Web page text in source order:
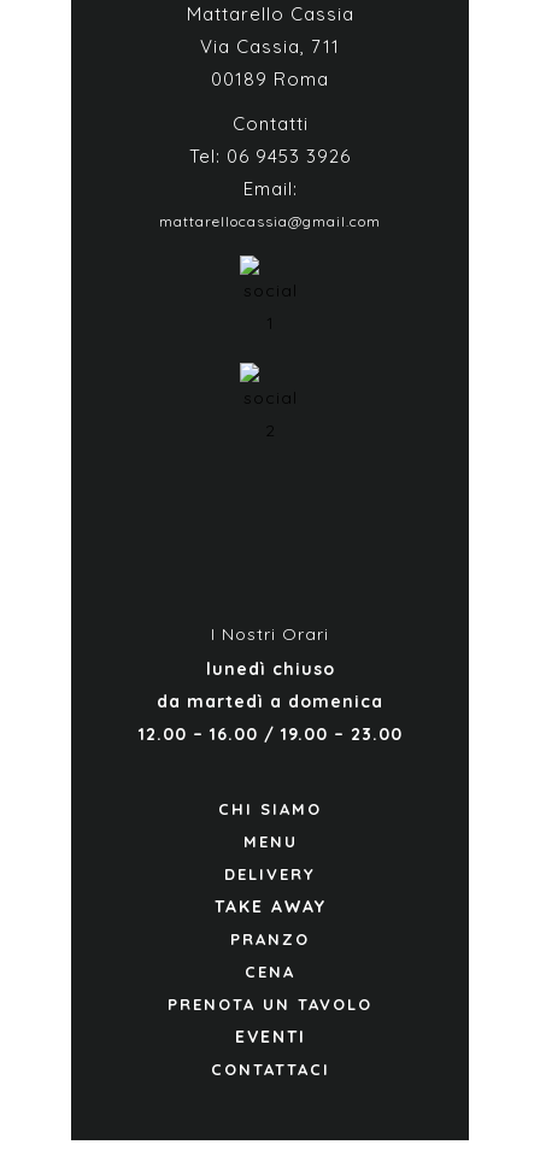
Mattarello Cassia
Via Cassia, 711
00189 Roma
Contatti
Tel: 06 9453 3926
Email:
mattarellocassia@gmail.com
I Nostri Orari
lunedì chiuso
da martedì a domenica
12.00 – 16.00 / 19.00 – 23.00
CHI SIAMO
MENU
DELIVERY
TAKE AWAY
PRANZO
CENA
PRENOTA UN TAVOLO
EVENTI
CONTATTACI